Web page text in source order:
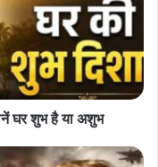
बड़ी सूची जारी, वन विभाग में
करने वाले वाहनों पर शिकंजा,
घर शुभ है या अशुभ